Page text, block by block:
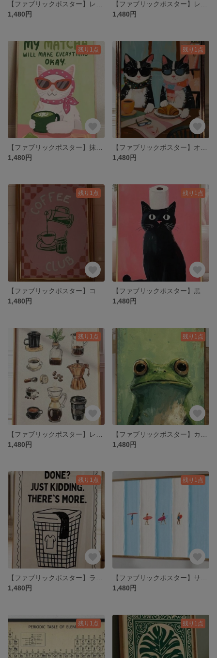
1,480円
1,480円
残り1点
1,480円
残り1点
1,480円
残り1点
1,480円
残り1点
1,480円
残り1点
1,480円
残り1点
1,480円
残り1点
1,480円
残り1点
1,480円
残り1点 残り1点